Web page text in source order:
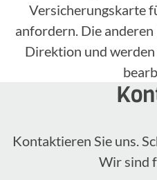
Versicherungskarte
anfordern. Die
Direktion und
Kontak­tieren Sie uns.
Wir sind